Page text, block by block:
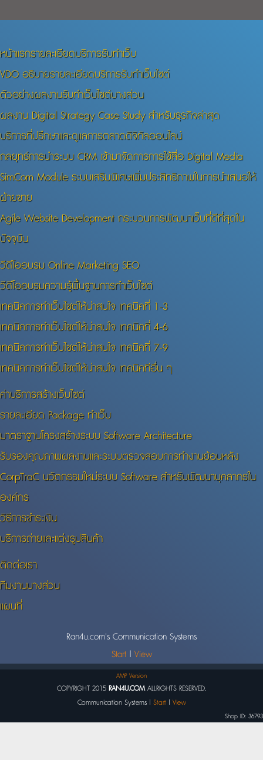
หน้าแรกรายละเอียดบริการรับทำเว็บ
VDO อธิบายรายละเอียดบริการรับทำเว็บไซต์
ตัวอย่างผลงานรับทำเว็บไซต์บางส่วน
ผลงาน Digital Strategy Case Study สำหรับธุรกิจล่าสุด
บริการที่ปรึกษาและดูแลการตลาดดิจิทัลออนไลน์
กลยุทธ์การนำระบบ CRM เข้ามาจัดการการใช้สื่อ Digital Media
SimCom Module ระบบเสริมพิเศษเพิ่มประสิทธิภาพในการนำเสนอให้
ฝ่ายขาย
Agile Website Development กระบวนการพัฒนาเว็บที่ดีที่สุดใน
ปัจจุบัน
วีดีโออบรม Online Marketing SEO
วีดีโออบรมความรู้พื้นฐานการทำเว็บไซต์
เทคนิคการทำเว็บไซต์ให้น่าสนใจ เทคนิคที่ 1-3
เทคนิคการทำเว็บไซต์ให้น่าสนใจ เทคนิคที่ 4-6
เทคนิคการทำเว็บไซต์ให้น่าสนใจ เทคนิคที่ 7-9
เทคนิคการทำเว็บไซต์ให้น่าสนใจ เทคนิคทีอื่น ๆ
ค่าบริการสร้างเว็บไซต์
รายละเอียด Package ทำเว็บ
มาตราฐานโครงสร้างระบบ Software Architecture
รับรองคุณภาพผลงานและระบบตรวจสอบการทำงานย้อนหลัง
CorpTraC นวัตกรรมใหม่ระบบ Software สำหรับพัฒนาบุคลากรใน
องค์กร
วิธีการชำระเงิน
บริการถ่ายและแต่งรูปสินค้า
ติดต่อเรา
ทีมงานบางส่วน
แผนที่
Ran4u.com's Communication Systems
Start| View
AMP Version
COPYRIGHT 2015 RAN4U.COMALLRIGHTS RESERVED.
Communication Systems | Start| View
Shop ID: 36793